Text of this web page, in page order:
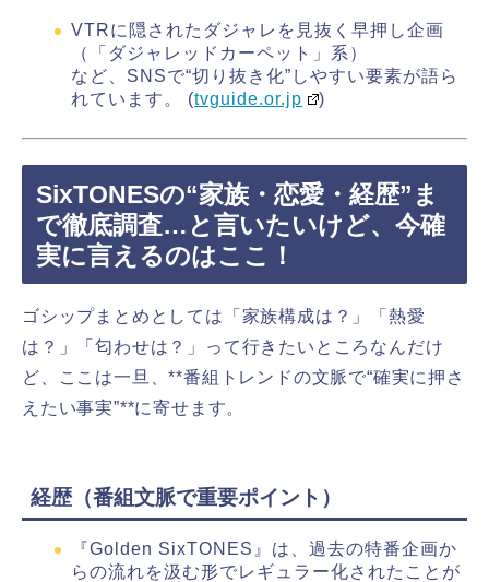
VTRに隠されたダジャレを見抜く早押し企画
（「ダジャレッドカーペット」系）
など、SNSで“切り抜き化”しやすい要素が語ら
れています。 (tvguide.or.jp )
SixTONESの“家族・恋愛・経歴”ま
で徹底調査…と言いたいけど、今確
実に言えるのはここ！
ゴシップまとめとしては「家族構成は？」「熱愛
は？」「匂わせは？」って行きたいところなんだけ
ど、ここは一旦、**番組トレンドの文脈で“確実に押さ
えたい事実”**に寄せます。
経歴（番組文脈で重要ポイント）
『Golden SixTONES』は、過去の特番企画か
らの流れを汲む形でレギュラー化されたことが